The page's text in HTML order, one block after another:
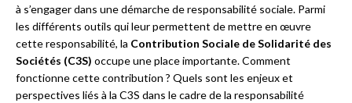
à s’engager dans une démarche de responsabilité sociale. Parmi
les différents outils qui leur permettent de mettre en œuvre
cette responsabilité, la Contribution Sociale de Solidarité des
Sociétés (C3S) occupe une place importante. Comment
fonctionne cette contribution ? Quels sont les enjeux et
perspectives liés à la C3S dans le cadre de la responsabilité